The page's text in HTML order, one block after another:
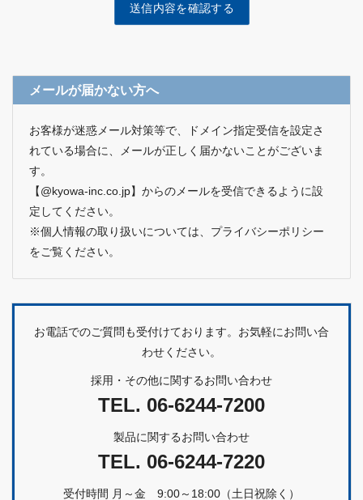
メールが届かない方へ
お客様が迷惑メール対策等で、ドメイン指定受信を設定さ
れている場合に、メールが正しく届かないことがございま
す。
【@kyowa-inc.co.jp】からのメールを受信できるように設
定してください。
※個人情報の取り扱いについては、 プライバシーポリシー
をご覧ください。
お電話でのご質問も受付けております。お気軽にお問い合
わせください。
採用・その他に関するお問い合わせ
TEL. 06-6244-7200
製品に関するお問い合わせ
TEL. 06-6244-7220
受付時間 月～金 9:00～18:00（土日祝除く）